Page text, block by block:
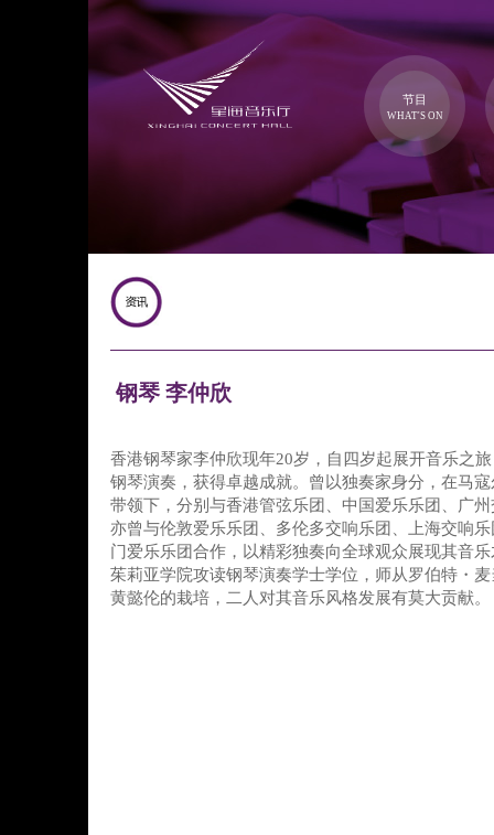
节目
WHAT'S ON
钢琴 李仲欣
香港钢琴家李仲欣现年20岁，自四岁起展开音乐之
钢琴演奏，获得卓越成就。曾以独奏家身分，在马
带领下，分别与香港管弦乐团、中国爱乐乐团、广
亦曾与伦敦爱乐乐团、多伦多交响乐团、上海交响
门爱乐乐团合作，以精彩独奏向全球观众展现其音
茱莉亚学院攻读钢琴演奏学士学位，师从罗伯特・
黄懿伦的栽培，二人对其音乐风格发展有莫大贡献。